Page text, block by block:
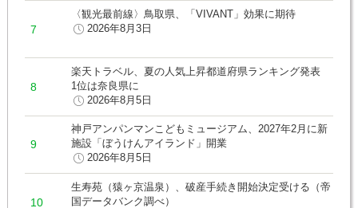
〈観光最前線〉鳥取県、「VIVANT」効果に期待
2026年8月3日
楽天トラベル、夏の人気上昇都道府県ランキング発表
1位は奈良県に
2026年8月5日
神戸アンパンマンこどもミュージアム、2027年2月に新
施設「ぼうけんアイランド」開業
2026年8月5日
生寿苑（猿ヶ京温泉）、破産手続き開始決定受ける（帝
国データバンク調べ）